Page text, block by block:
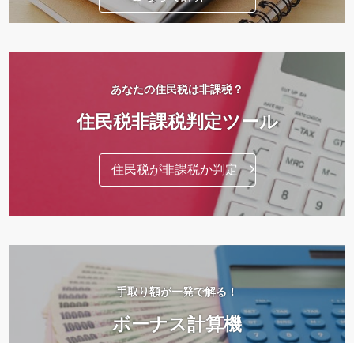
あなたの住民税は非課税？
住民税非課税判定ツール
住民税が非課税か判定
手取り額が一発で解る！
ボーナス計算機